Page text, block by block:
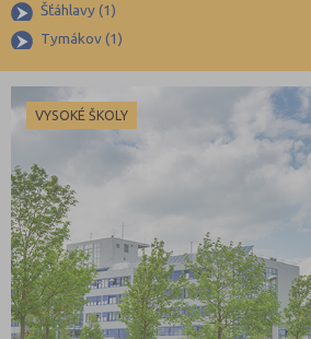
České Budějovice (173)
Děčín (106)
Domažlice (49)
Frýdek-Místek (164)
Havlíčkův Brod (82)
Hodonín (119)
Hradec Králové (139)
Cheb (61)
Chomutov (65)
Šťáhlavy (1)
Tymákov (1)
VYSOKÉ ŠKOLY